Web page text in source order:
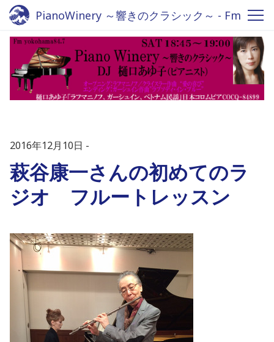
PianoWinery ～響きのクラシック～ - Fm
yokohama 84.7
2016年12月10日
萩谷康一さんの初めてのラ
ジオ フルートレッスン